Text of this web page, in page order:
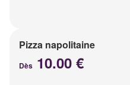
Pizza napolitaine
Dès 10.00 €